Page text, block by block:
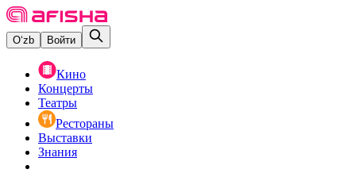
O‘zb Войти
Кино
Концерты
Театры
Рестораны
Выставки
Знания